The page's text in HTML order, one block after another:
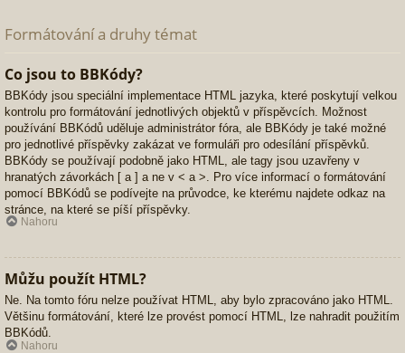
Formátování a druhy témat
Co jsou to BBKódy?
BBKódy jsou speciální implementace HTML jazyka, které poskytují velkou
kontrolu pro formátování jednotlivých objektů v příspěvcích. Možnost
používání BBKódů uděluje administrátor fóra, ale BBKódy je také možné
pro jednotlivé příspěvky zakázat ve formuláři pro odesílání příspěvků.
BBKódy se používají podobně jako HTML, ale tagy jsou uzavřeny v
hranatých závorkách [ a ] a ne v < a >. Pro více informací o formátování
pomocí BBKódů se podívejte na průvodce, ke kterému najdete odkaz na
stránce, na které se píší příspěvky.
Nahoru
Můžu použít HTML?
Ne. Na tomto fóru nelze používat HTML, aby bylo zpracováno jako HTML.
Většinu formátování, které lze provést pomocí HTML, lze nahradit použitím
BBKódů.
Nahoru